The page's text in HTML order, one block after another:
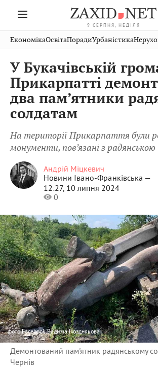
9 СЕРПНЯ, НЕДІЛЯ
Івано-
Франківськ
Волинь
Закарпаття
Рівне
Шептицький
Стрий
Хмельницький
Публікації
Авто
Кіно Дім
Фото
ЕкономікаОсвітаПорадиУрбаністика
У Букачівській
Прикарпатті
два пам’ятники
солдатам
На території Прикарпаття були
монументи, пов’язані з радянською
Андрій Міцкевич
Новини Івано-Франківська —
12:27, 10 липня 2024
0
фотоFacebook Вадима Позднякова
Демонтований пам'ятник радянському
Чернів